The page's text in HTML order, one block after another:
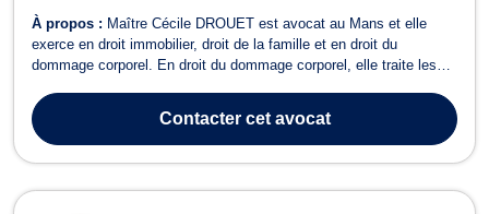
À propos : Maître Cécile DROUET est avocat au Mans et elle
exerce en droit immobilier, droit de la famille et en droit du
dommage corporel. En droit du dommage corporel, elle traite les
médicaux avec ou sans faute, toutes infractions portant atteinte à
l'intégrité physique (...Contactercet avocat